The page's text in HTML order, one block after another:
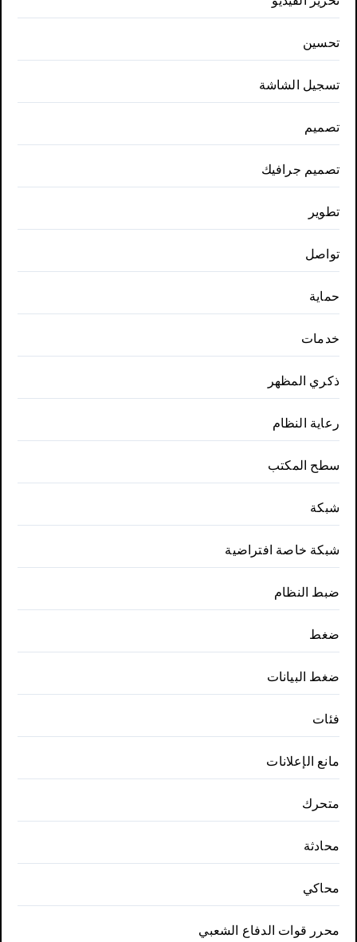
تحسين
تسجيل الشاشة
تصميم
تصميم جرافيك
تطوير
تواصل
حماية
خدمات
ذكري المظهر
رعاية النظام
سطح المكتب
شبكة
شبكة خاصة افتراضية
ضبط النظام
ضغط
ضغط البيانات
فئات
مانع الإعلانات
متحرك
محادثة
محاكي
محرر قوات الدفاع الشعبي